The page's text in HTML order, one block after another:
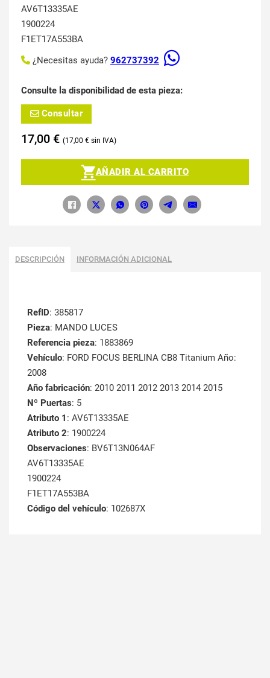
AV6T13335AE
1900224
F1ET17A553BA
¿Necesitas ayuda? 962737392
Consulte la disponibilidad de esta pieza:
Consultar
17,00 € 17,00 €
AÑADIR AL CARRITO
DESCRIPCIÓN INFORMACIÓN ADICIONAL
RefID: 385817
Pieza: MANDO LUCES
Referencia pieza: 1883869
Vehículo: FORD FOCUS BERLINA CB8 Titanium Año:
2008
Año fabricación: 2010 2011 2012 2013 2014 2015
Nº Puertas: 5
Atributo 1 : AV6T13335AE
Atributo 2: 1900224
Observaciones: BV6T13N064AF
AV6T13335AE
1900224
F1ET17A553BA
Código del vehículo: 102687X